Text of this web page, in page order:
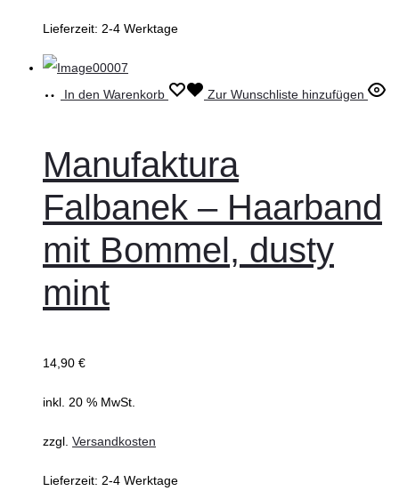
Lieferzeit: 2-4 Werktage
In den Warenkorb Zur Wunschliste hinzufügen
Manufaktura
Falbanek – Haarband
mit Bommel, dusty
mint
14,90 €
inkl. 20 % MwSt.
zzgl. Versandkosten
Lieferzeit: 2-4 Werktage